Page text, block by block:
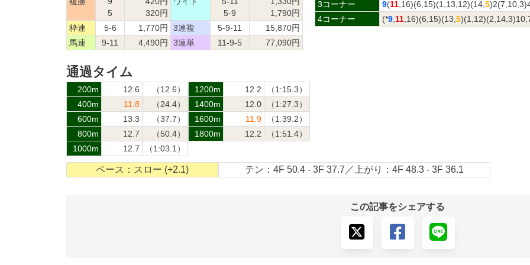
5
320円
5-9
1,790円
枠連
5-6 1,770円 3連複 5-9-11
15,870円
馬連
9-11 4,490円 3連単 11-9-5 77,090円
3コーナー
9(11 ,16)(6,15)(1,13,12)(14, 5
4コーナー
(*9 11 ,16)(6,15)(13, 5
通過タイム
200m 12.6
（12.6）
400m
11.8
（24.4）
600m
13.3
（37.7）
800m
12.7
（50.4）
1000m
12.7 （1:03.1）
1200m 12.2
（1:15.3）
1400m
12.0
（1:27.3）
1600m
11.9
（1:39.2）
1800m
12.2 （1:51.4）
ペース：スロー (+2.1) テン：4F 50.4 - 3F 37.7／上がり：4F 48.3 - 3F 36.1
この記事をシェアする